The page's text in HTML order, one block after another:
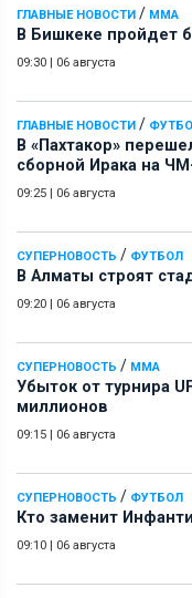
ГЛАВНЫЕ НОВОСТИ / ММА
В Бишкеке пройдет
09:30 06 августа
ГЛАВНЫЕ НОВОСТИ /
В «Пахтакор»
сборной Ирака на
09:25 06 августа
СУПЕРНОВОСТЬ / ФУТБОЛ
В Алматы строят
09:20 06 августа
СУПЕРНОВОСТЬ / ММА
Убыток от турнира
миллионов
09:15 06 августа
СУПЕРНОВОСТЬ / ФУТБОЛ
Кто заменит
09:10 06 августа